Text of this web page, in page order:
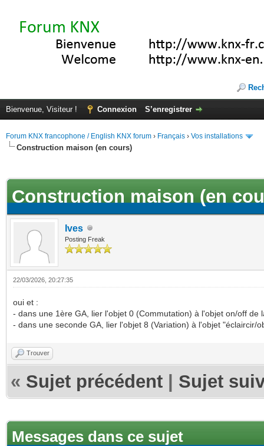
Bienvenue, Visiteur ! Connexion S’enregistrer
Forum KNX francophone / English KNX forum › Français › Vos installations
Construction maison (en cours)
Construction maison (en
Ives
Posting Freak
22/03/2026, 20:27:35
oui et :
- dans une 1ère GA, lier l'objet 0 (Commutation) à l'objet on/off de
- dans une seconde GA, lier l'objet 8 (Variation) à l'objet "éclaircir/
Trouver
« Sujet précédent Sujet
Messages dans ce sujet